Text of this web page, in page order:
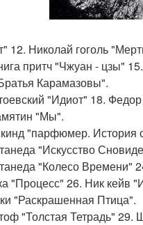
12. Николай гоголь
притч "Чжуан - цзы"
Карамазовы".
"Идиот" 18.
"Мы".
"парфюмер.
"Искусство
"Колесо Времени"
"Процесс" 26. Ник кейв
"Раскрашенная Птица".
"Толстая Тетрадь"